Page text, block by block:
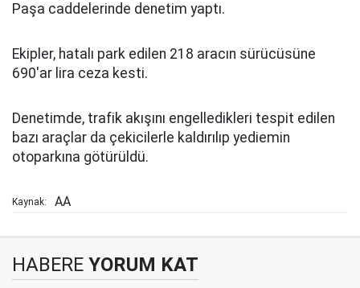
Paşa caddelerinde denetim yaptı.
Ekipler, hatalı park edilen 218 aracın sürücüsüne
690'ar lira ceza kesti.
Denetimde, trafik akışını engelledikleri tespit edilen
bazı araçlar da çekicilerle kaldırılıp yediemin
otoparkına götürüldü.
Kaynak: AA
HABERE YORUM KAT